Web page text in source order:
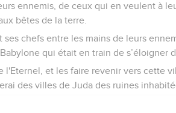
ennemis, de ceux qui en veulent à
bêtes de la terre.
ses chefs entre les mains de leurs
qui était en train de s’éloigner
l'Eternel, et les faire revenir vers cette
des villes de Juda des ruines